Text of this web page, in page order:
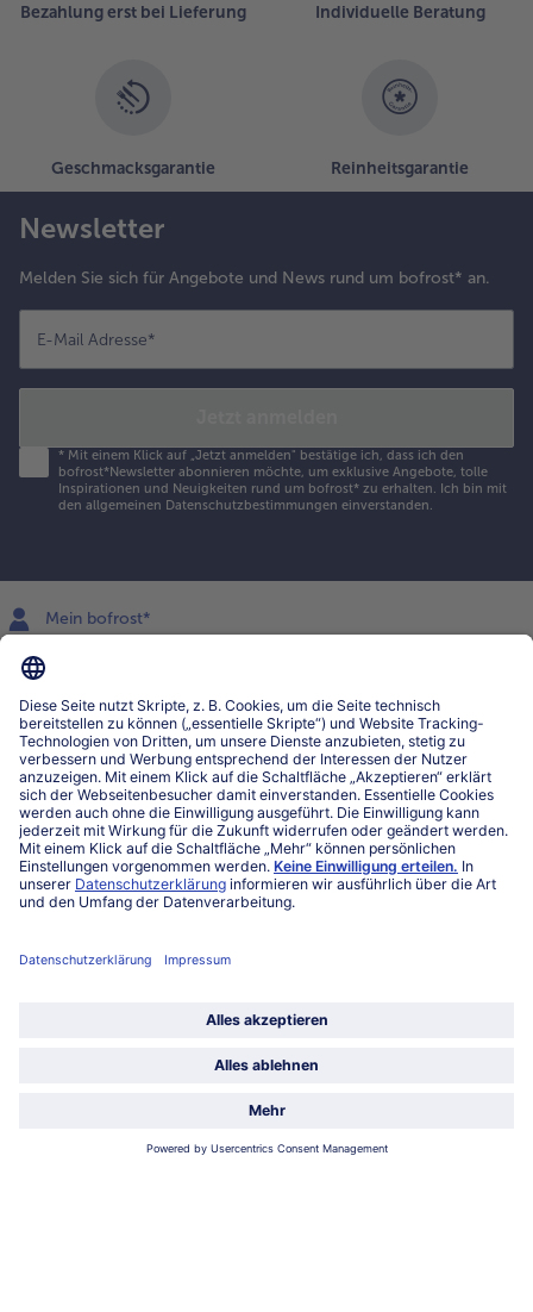
Bezahlung erst bei Lieferung Individuelle Beratung
Geschmacksgarantie Reinheitsgarantie
Newsletter
Melden Sie sich für Angebote und News rund um bofrost* an.
E-Mail Adresse*
* Mit einem Klick auf „Jetzt anmelden" bestätige ich, dass ich den
bofrost*Newsletter abonnieren möchte, um exklusive Angebote, tolle
Inspirationen und Neuigkeiten rund um bofrost* zu erhalten. Ich bin mit
den allgemeinen Datenschutzbestimmungen einverstanden.
Mein bofrost*
www.bofrost.lu
027863232
Mo-Fr. von 7 bis 20 Uhr
Service
Über bofrost*